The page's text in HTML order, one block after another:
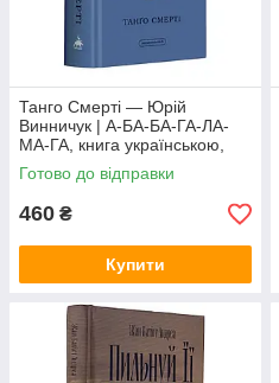
Танго Смерті — Юрій
Винничук | А-БА-БА-ГА-ЛА-
МА-ГА, книга українською,
нова, тверда
Готово до відправки
460 ₴
Купити